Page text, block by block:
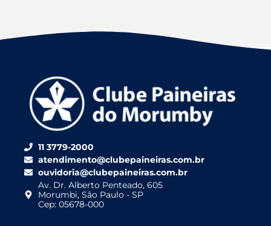
11 3779-2000
atendimento@clubepaineiras.com.br
ouvidoria@clubepaineiras.com.br
Av. Dr. Alberto Penteado, 605
Morumbi, São Paulo - SP
Cep: 05678-000